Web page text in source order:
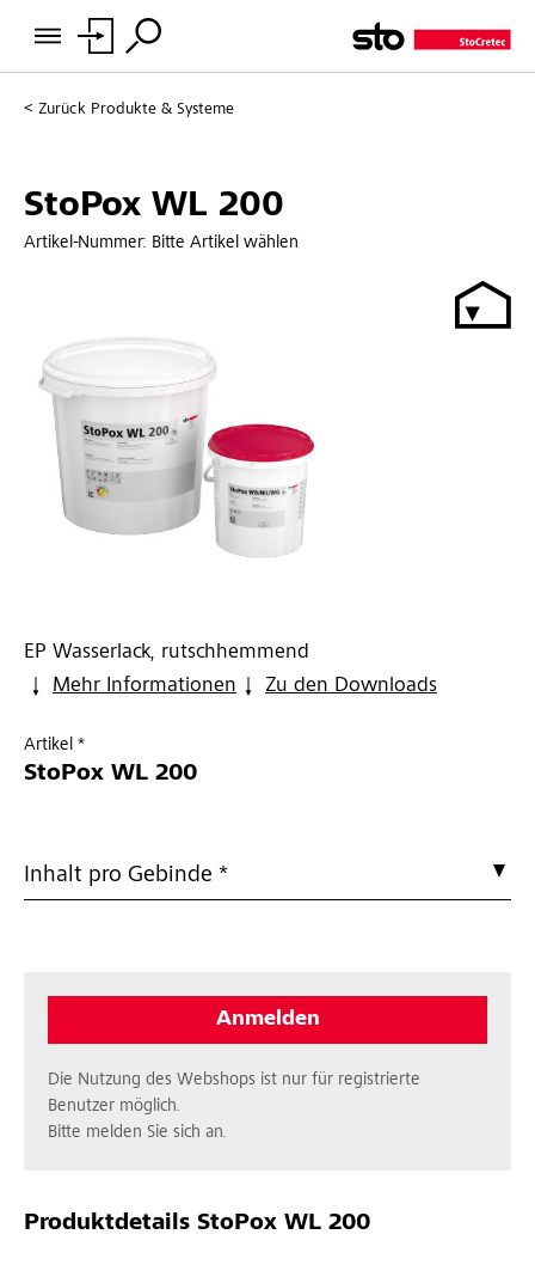
Zurück Produkte & Systeme
StoPox WL 200
Artikel-Nummer: Bitte Artikel wählen
EP Wasserlack, rutschhemmend
Mehr Informationen
Zu den Downloads
Artikel *
StoPox WL 200
Inhalt pro Gebinde *
Anmelden
Die Nutzung des Webshops ist nur für registrierte
Benutzer möglich.
Bitte melden Sie sich an.
Produktdetails StoPox WL 200